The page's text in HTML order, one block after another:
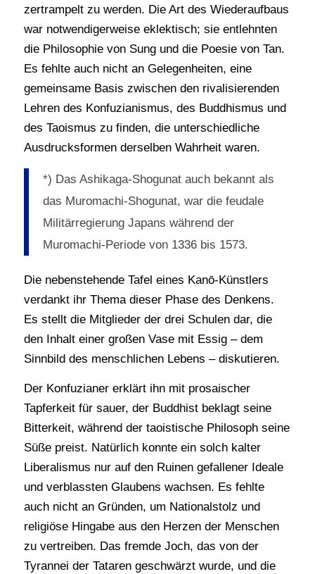
zertrampelt zu werden. Die Art des Wiederaufbaus
war notwendigerweise eklektisch; sie entlehnten
die Philosophie von Sung und die Poesie von Tan.
Es fehlte auch nicht an Gelegenheiten, eine
gemeinsame Basis zwischen den rivalisierenden
Lehren des Konfuzianismus, des Buddhismus und
des Taoismus zu finden, die unterschiedliche
Ausdrucksformen derselben Wahrheit waren.
*) Das Ashikaga-Shogunat auch bekannt als
das Muromachi-Shogunat, war die feudale
Militärregierung Japans während der
Muromachi-Periode von 1336 bis 1573.
Die nebenstehende Tafel eines Kanō-Künstlers
verdankt ihr Thema dieser Phase des Denkens.
Es stellt die Mitglieder der drei Schulen dar, die
den Inhalt einer großen Vase mit Essig – dem
Sinnbild des menschlichen Lebens – diskutieren.
Der Konfuzianer erklärt ihn mit prosaischer
Tapferkeit für sauer, der Buddhist beklagt seine
Bitterkeit, während der taoistische Philosoph seine
Süße preist. Natürlich konnte ein solch kalter
Liberalismus nur auf den Ruinen gefallener Ideale
und verblassten Glaubens wachsen. Es fehlte
auch nicht an Gründen, um Nationalstolz und
religiöse Hingabe aus den Herzen der Menschen
zu vertreiben. Das fremde Joch, das von der
Tyrannei der Tataren geschwärzt wurde, und die